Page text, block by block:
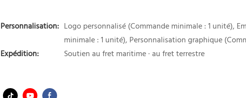
Personnalisation: Logo personnalisé (Commande minimale : 1 unité),
minimale : 1 unité), Personnalisation graphique
Expédition:
Soutien au fret maritime · au fret terrestre